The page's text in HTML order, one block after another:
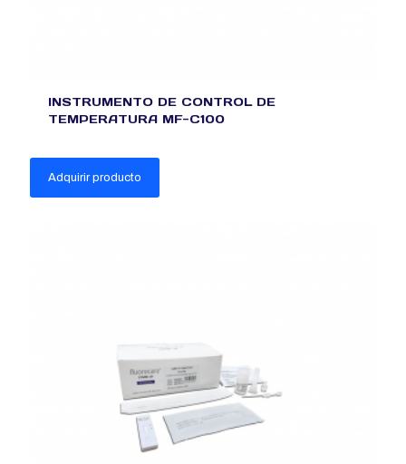
INSTRUMENTO DE CONTROL DE
TEMPERATURA MF-C100
Adquirir producto